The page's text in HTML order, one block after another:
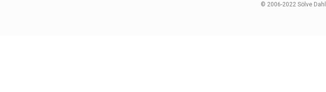
© 2006-2022 Sölve